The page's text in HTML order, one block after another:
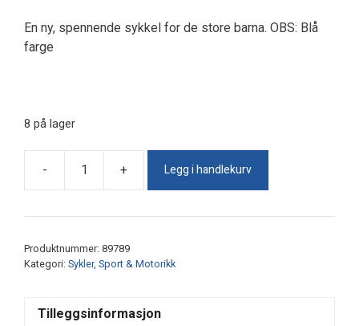
En ny, spennende sykkel for de store barna. OBS: Blå
farge
8 på lager
-
Arctic
Blå
+ Legg i handlekurv
Produktnummer: 89789
Kategori: Sykler, Sport & Motorikk
Tilleggsinformasjon